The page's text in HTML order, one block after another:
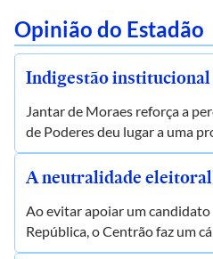
Opinião do Estadão
Indigestão institucional
Jantar de Moraes reforça a
de Poderes deu lugar a uma
A neutralidade
Ao evitar apoiar um candidato
República, o Centrão faz um